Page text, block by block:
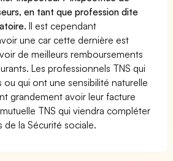
en tant que profession dite
Il est cependant
une car cette dernière est
de meilleurs remboursements
Les professionnels TNS qui
qui ont une sensibilité naturelle
grandement avoir leur facture
TNS qui viendra compléter
la Sécurité sociale.